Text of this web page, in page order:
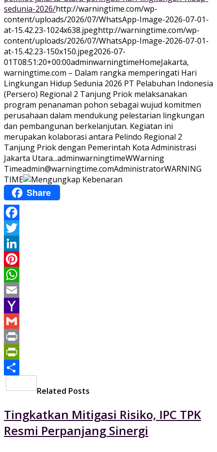
sedunia-2026/http://warningtime.com/wp-
content/uploads/2026/07/WhatsApp-Image-2026-07-01-
at-15.42.23-1024x638.jpeghttp://warningtime.com/wp-
content/uploads/2026/07/WhatsApp-Image-2026-07-01-
at-15.42.23-150x150.jpeg2026-07-
01T08:51:20+00:00adminwarningtimeHomeJakarta,
warningtime.com – Dalam rangka memperingati Hari
Lingkungan Hidup Sedunia 2026 PT Pelabuhan Indonesia
(Persero) Regional 2 Tanjung Priok melaksanakan
program penanaman pohon sebagai wujud komitmen
perusahaan dalam mendukung pelestarian lingkungan
dan pembangunan berkelanjutan. Kegiatan ini
merupakan kolaborasi antara Pelindo Regional 2
Tanjung Priok dengan Pemerintah Kota Administrasi
Jakarta Utara...adminwarningtimeWWarning
Timeadmin@warningtime.comAdministratorWARNING
TIME
Share
Facebook
Twitter
LinkedIn
Pinterest
WhatsApp
Email
Yahoo
Mail
Gmail
Print
PrintFriendly
Related Posts
Tingkatkan Mitigasi Risiko, IPC TPK
Resmi Perpanjang Sinergi